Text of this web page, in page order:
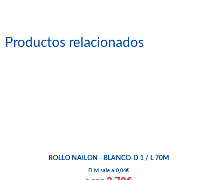
Productos relacionados
ROLLO NAILON - BLANCO-D 1 / L 70M
El M sale a 0,04€